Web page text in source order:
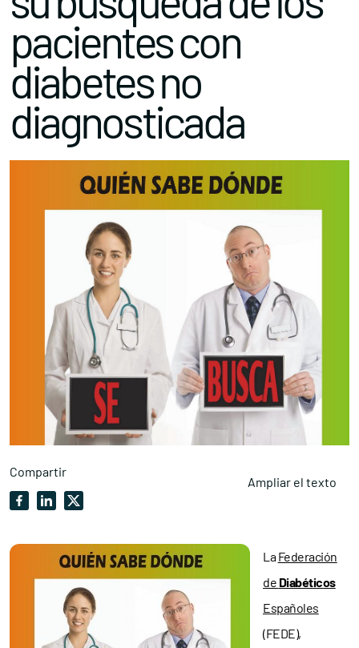
pacientes con
diabetes no
diagnosticada
Compartir
Ampliar el texto
LaFederación
de Diabéticos
Españoles
(FEDE),